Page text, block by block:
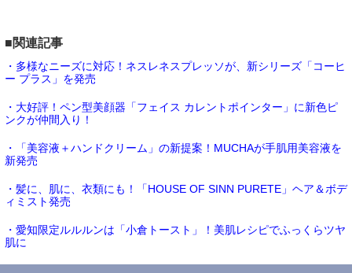
■関連記事
・多様なニーズに対応！ネスレネスプレッソが、新シリーズ「コーヒ
ー プラス」を発売
・大好評！ペン型美顔器「フェイス カレントポインター」に新色ピ
ンクが仲間入り！
・「美容液＋ハンドクリーム」の新提案！MUCHAが手肌用美容液を
新発売
・髪に、肌に、衣類にも！「HOUSE OF SINN PURETE」ヘア＆ボデ
ィミスト発売
・愛知限定ルルルンは「小倉トースト」！美肌レシピでふっくらツヤ
肌に